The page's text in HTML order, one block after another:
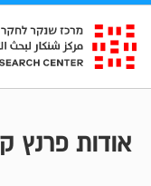
אודות פרנץ